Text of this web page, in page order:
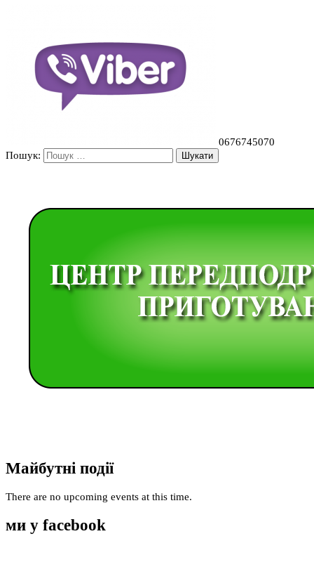
0676745070
Пошук:
Майбутні події
There are no upcoming events at this time.
ми у facebook